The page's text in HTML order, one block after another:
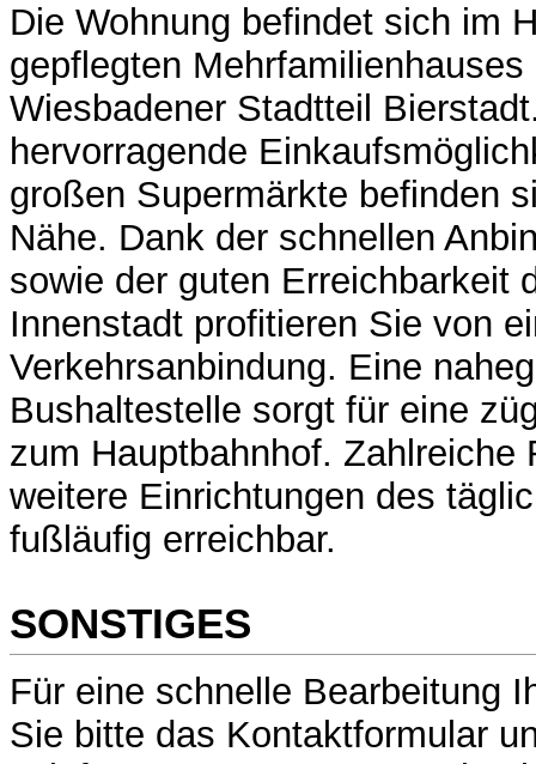
Die Wohnung befindet sich im
gepflegten
Wiesbadener Stadtteil
hervorragende
großen Supermärkte befinden
Nähe. Dank der schnellen
sowie der guten Erreichbarkeit
Innenstadt profitieren Sie von
Verkehrsanbindung. Eine
Bushaltestelle sorgt für eine
zum Hauptbahnhof. Zahlreiche
weitere Einrichtungen des
fußläufig erreichbar.
SONSTIGES
Für eine schnelle Bearbeitung
Sie bitte das Kontaktformular